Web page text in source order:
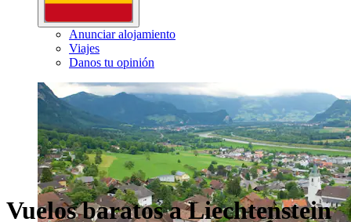
Anunciar alojamiento
Viajes
Danos tu opinión
Vuelos baratos a Liechtenstein